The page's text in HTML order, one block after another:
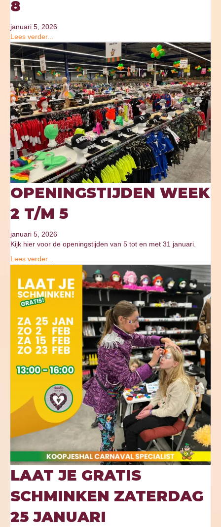
8
januari 5, 2026
Lees verder...
OPENINGSTIJDEN WEEK
2 T/M 5
januari 5, 2026
Kijk hier voor de openingstijden van 5 tot en met 31 januari.
Lees verder...
LAAT JE GRATIS
SCHMINKEN ZATERDAG
25 JANUARI